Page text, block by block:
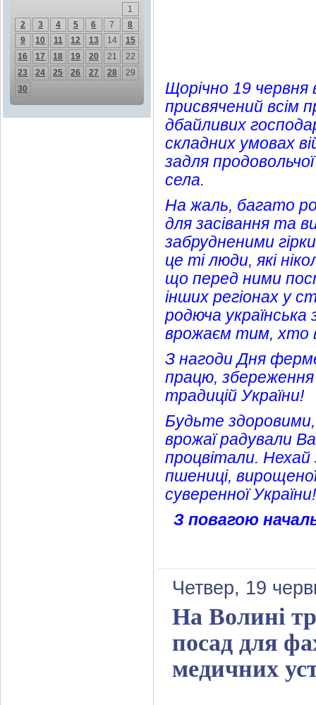
1
2
3 4 5 6 7
8
9
10 11 12 13 14
15
16
17 18 19 20 21
22
23
24 25 26 27 28
29
30
Щорічно 19 червня
присвячений всім
дбайливих
складних умовах
задля
села.
На жаль, багато
для засівання та
забрудненими
це ті люди, які
що перед ними
інших регіонах у
родюча
врожаєм тим, хто
З нагоди Дня
працю, збереження
традицій України!
Будьте
врожаї радували
процвітали. Нехай
пшениці,
суверенної України!
З повагою
Четвер, 19
На Волині
посад для
медичних